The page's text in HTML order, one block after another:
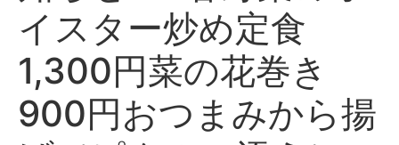
イスター炒め定食
1,300円菜の花巻き
900円おつまみから揚